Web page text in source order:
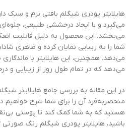
هایلایتر پودری شیگلم بافتی نرم و سبک
می‌گیرد و با ایجاد درخششی طبیعی،
می‌بخشد. این محصول به دلیل قابلیت
شما را به زیبایی نمایان کرده و ظاهری
می‌دهد. همچنین، این هایلایتر با ماندگاری
می‌دهد که در تمام طول روز از زیبایی و
در این مقاله به بررسی جامع هایلایتر
منحصربه‌فرد آن را برای شما شرح خواهیم
هستید که به شما کمک کند تا پوستی